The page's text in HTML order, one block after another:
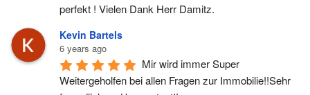
perfekt ! Vielen Dank Herr Damitz.
Kevin Bartels
6 years ago
Mir wird immer Super
Weitergeholfen bei allen Fragen zur Immobilie!!Sehr